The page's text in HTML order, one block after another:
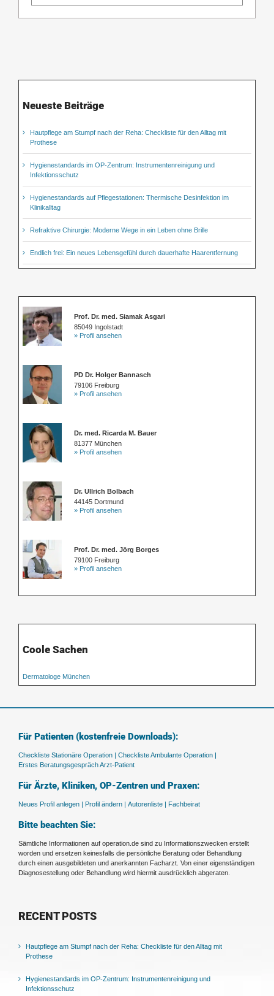
Neueste Beiträge
Hautpflege am Stumpf nach der Reha: Checkliste für den Alltag mit
Prothese
Hygienestandards im OP-Zentrum: Instrumentenreinigung und
Infektionsschutz
Hygienestandards auf Pflegestationen: Thermische Desinfektion im
Klinikalltag
Refraktive Chirurgie: Moderne Wege in ein Leben ohne Brille
Endlich frei: Ein neues Lebensgefühl durch dauerhafte Haarentfernung
Prof. Dr. med. Siamak Asgari
85049 Ingolstadt
» Profil ansehen
PD Dr. Holger Bannasch
79106 Freiburg
» Profil ansehen
Dr. med. Ricarda M. Bauer
81377 München
» Profil ansehen
Dr. Ullrich Bolbach
44145 Dortmund
» Profil ansehen
Prof. Dr. med. Jörg Borges
79100 Freiburg
» Profil ansehen
Coole Sachen
Dermatologe München
Für Patienten (kostenfreie Downloads):
Checkliste Stationäre Operation |
Checkliste Ambulante Operation |
Erstes Beratungsgespräch Arzt-Patient
Für Ärzte, Kliniken, OP-Zentren und Praxen:
Neues Profil anlegen | Profil ändern | Autorenliste | Fachbeirat
Bitte beachten Sie:
Sämtliche Informationen auf operation.de sind zu Informationszwecken erstellt
worden und ersetzen keinesfalls die persönliche Beratung oder Behandlung
durch einen ausgebildeten und anerkannten Facharzt. Von einer eigenständigen
Diagnosestellung oder Behandlung wird hiermit ausdrücklich abgeraten.
RECENT POSTS
Hautpflege am Stumpf nach der Reha: Checkliste für den Alltag mit
Prothese
Hygienestandards im OP-Zentrum: Instrumentenreinigung und
Infektionsschutz